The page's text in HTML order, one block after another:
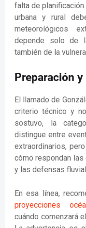
falta de
urbana y rural
meteorológicos
depende solo de
también de la
Preparación
El llamado de
criterio técnico y
sostuvo, la
distingue entre
extraordinarios,
cómo respondan
y las defensas
En esa línea,
proyecciones
cuándo comenzará